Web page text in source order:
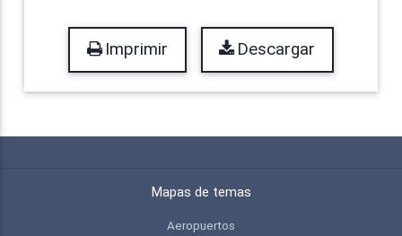
Imprimir Descargar
Mapas de temas
Aeropuertos